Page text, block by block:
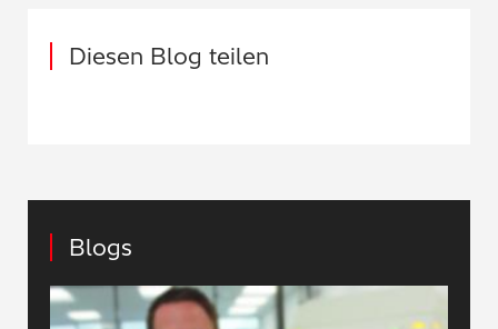
Diesen Blog teilen
Blogs